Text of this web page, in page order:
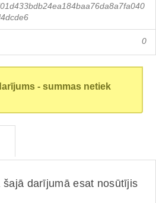
0
- summas netiek
šajā darījumā esat nosūtījis